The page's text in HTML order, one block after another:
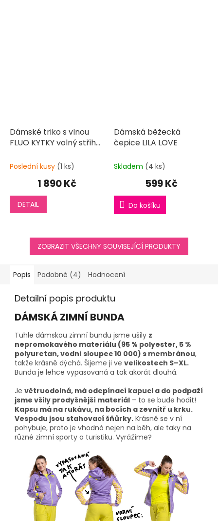
Dámské triko s vlnou
FLUO KYTKY volný střih
Poslední kusy (1 ks)
1 890 Kč
DETAIL
Dámská běžecká
čepice LILA LOVE
Skladem (4 ks)
599 Kč
Do košíku
ZOBRAZIT VŠECHNY SOUVISEJÍCÍ PRODUKTY
Popis Podobné (4) Hodnocení
Detailní popis produktu
DÁMSKÁ ZIMNÍ BUNDA
Tuhle dámskou zimní bundu jsme ušily z
nepromokavého materiálu (95 % polyester, 5 %
polyuretan, vodní sloupec 10 000) s membránou,
takže krásně dýchá. Šijeme ji ve velikostech S–XL.
Bunda je lehce vypasovaná a tak akorát dlouhá.
Je větruodolná, má odepínací kapuci a do podpaží
jsme všily prodyšnější materiál – to se bude hodit!
Kapsu má na rukávu, na bocích a zevnitř u krku.
Vespodu jsou stahovací šňůrky. Krásně se v ní
pohybuje, proto je vhodná nejen na běh, ale taky na
různé zimní sporty a turistiku. Vyrážíme?